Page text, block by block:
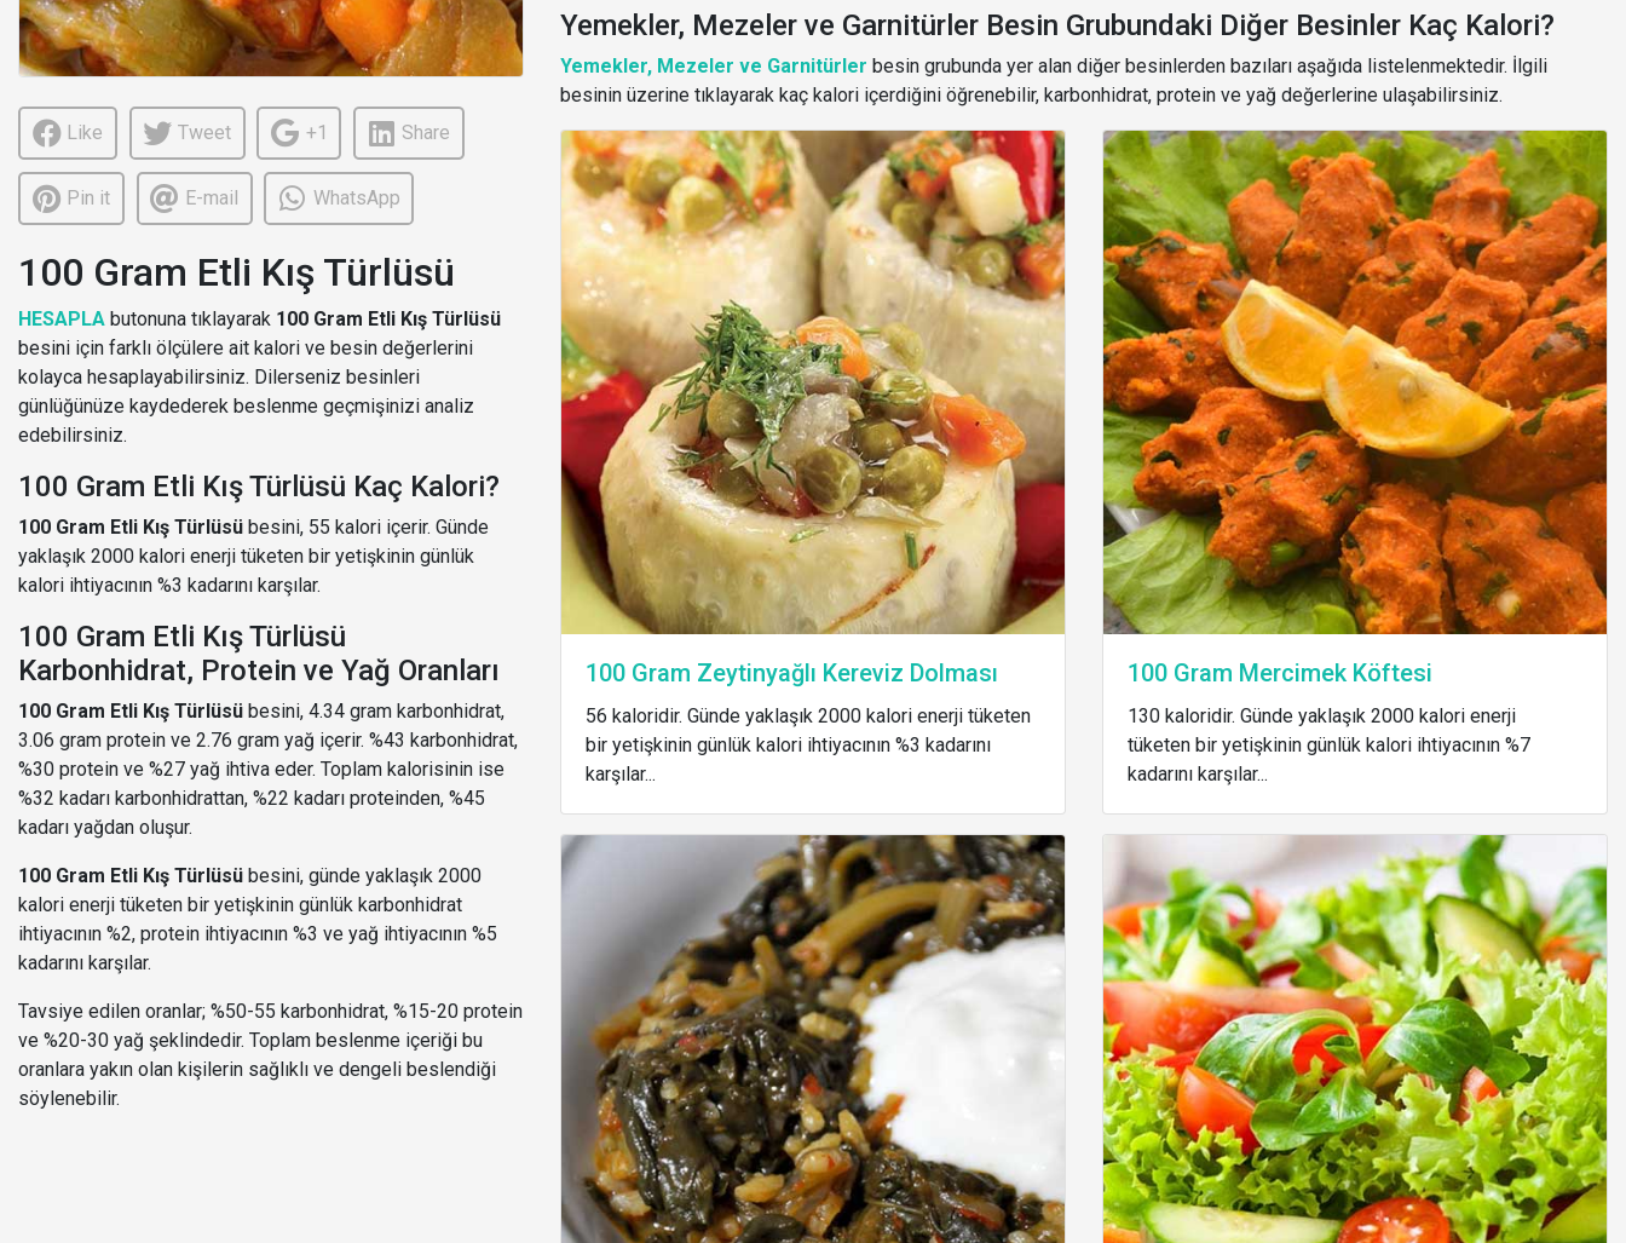
Like Tweet +1 Share
Pin it E-mail WhatsApp
100 Gram Etli Kış Türlüsü
HESAPLA butonuna tıklayarak 100 Gram Etli Kış Türlüsü
besini için farklı ölçülere ait kalori ve besin değerlerini
kolayca hesaplayabilirsiniz. Dilerseniz besinleri
günlüğünüze kaydederek beslenme geçmişinizi analiz
edebilirsiniz.
100 Gram Etli Kış Türlüsü Kaç Kalori?
100 Gram Etli Kış Türlüsü besini, 55 kalori içerir. Günde
yaklaşık 2000 kalori enerji tüketen bir yetişkinin günlük
kalori ihtiyacının %3 kadarını karşılar.
100 Gram Etli Kış Türlüsü
Karbonhidrat, Protein ve Yağ Oranları
100 Gram Etli Kış Türlüsü besini, 4.34 gram karbonhidrat,
3.06 gram protein ve 2.76 gram yağ içerir. %43 karbonhidrat,
%30 protein ve %27 yağ ihtiva eder. Toplam kalorisinin ise
%32 kadarı karbonhidrattan, %22 kadarı proteinden, %45
kadarı yağdan oluşur.
100 Gram Etli Kış Türlüsü besini, günde yaklaşık 2000
kalori enerji tüketen bir yetişkinin günlük karbonhidrat
ihtiyacının %2, protein ihtiyacının %3 ve yağ ihtiyacının %5
kadarını karşılar.
Tavsiye edilen oranlar; %50-55 karbonhidrat, %15-20 protein
ve %20-30 yağ şeklindedir. Toplam beslenme içeriği bu
oranlara yakın olan kişilerin sağlıklı ve dengeli beslendiği
söylenebilir.
Yemekler, Mezeler ve Garnitürler Besin Grubundaki Diğer Besinler Kaç Kalori?
Yemekler, Mezeler ve Garnitürler besin grubunda yer alan diğer besinlerden bazıları aşağıda listelenmektedir. İlgili
besinin üzerine tıklayarak kaç kalori içerdiğini öğrenebilir, karbonhidrat, protein ve yağ değerlerine ulaşabilirsiniz.
100 Gram Zeytinyağlı Kereviz Dolması
56 kaloridir. Günde yaklaşık 2000 kalori enerji tüketen
bir yetişkinin günlük kalori ihtiyacının %3 kadarını
karşılar...
100 Gram Mercimek Köftesi
130 kaloridir. Günde yaklaşık 2000 kalori enerji
tüketen bir yetişkinin günlük kalori ihtiyacının %7
kadarını karşılar...